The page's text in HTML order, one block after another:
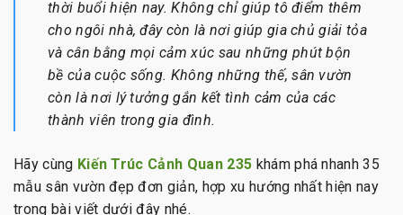
thời buổi hiện nay. Không chỉ giúp tô điểm thêm
cho ngôi nhà, đây còn là nơi giúp gia chủ giải tỏa
và cân bằng mọi cảm xúc sau những phút bộn
bề của cuộc sống. Không những thế, sân vườn
còn là nơi lý tưởng gắn kết tình cảm của các
thành viên trong gia đình.
Hãy cùng Kiến Trúc Cảnh Quan 235 khám phá nhanh 35
mẫu sân vườn đẹp đơn giản, hợp xu hướng nhất hiện nay
trong bài viết dưới đây nhé.